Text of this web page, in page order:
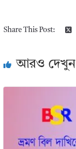
Share This Post:
আরও দেখুন